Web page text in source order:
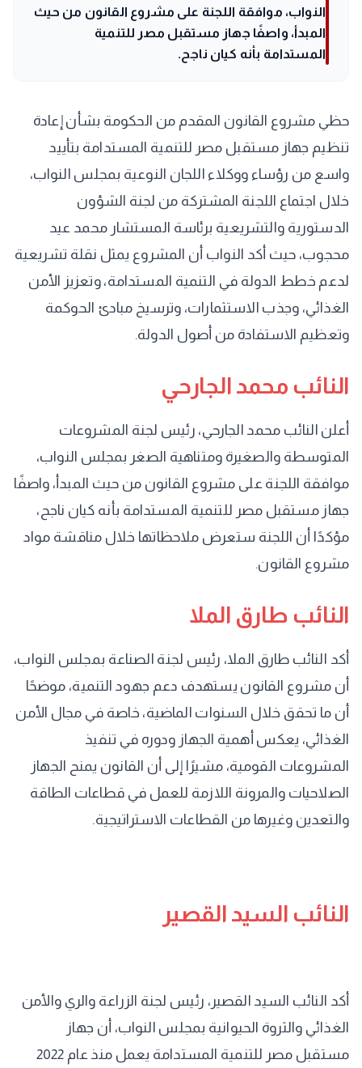
النواب، موافقة اللجنة على مشروع القانون من حيث
المبدأ، واصفًا جهاز مستقبل مصر للتنمية
المستدامة بأنه كيان ناجح.
حظي مشروع القانون المقدم من الحكومة بشأن إعادة
تنظيم جهاز مستقبل مصر للتنمية المستدامة بتأييد
واسع من رؤساء ووكلاء اللجان النوعية بمجلس النواب،
خلال اجتماع اللجنة المشتركة من لجنة الشؤون
الدستورية والتشريعية برئاسة المستشار محمد عيد
محجوب، حيث أكد النواب أن المشروع يمثل نقلة تشريعية
لدعم خطط الدولة في التنمية المستدامة، وتعزيز الأمن
الغذائي، وجذب الاستثمارات، وترسيخ مبادئ الحوكمة
وتعظيم الاستفادة من أصول الدولة.
النائب محمد الجارحي
أعلن النائب محمد الجارحي، رئيس لجنة المشروعات
المتوسطة والصغيرة ومتناهية الصغر بمجلس النواب،
موافقة اللجنة على مشروع القانون من حيث المبدأ، واصفًا
جهاز مستقبل مصر للتنمية المستدامة بأنه كيان ناجح،
مؤكدًا أن اللجنة ستعرض ملاحظاتها خلال مناقشة مواد
مشروع القانون.
النائب طارق الملا
أكد النائب طارق الملا، رئيس لجنة الصناعة بمجلس النواب،
أن مشروع القانون يستهدف دعم جهود التنمية، موضحًا
أن ما تحقق خلال السنوات الماضية، خاصة في مجال الأمن
الغذائي، يعكس أهمية الجهاز ودوره في تنفيذ
المشروعات القومية، مشيرًا إلى أن القانون يمنح الجهاز
الصلاحيات والمرونة اللازمة للعمل في قطاعات الطاقة
والتعدين وغيرها من القطاعات الاستراتيجية.
النائب السيد القصير
أكد النائب السيد القصير، رئيس لجنة الزراعة والري والأمن
الغذائي والثروة الحيوانية بمجلس النواب، أن جهاز
مستقبل مصر للتنمية المستدامة يعمل منذ عام 2022